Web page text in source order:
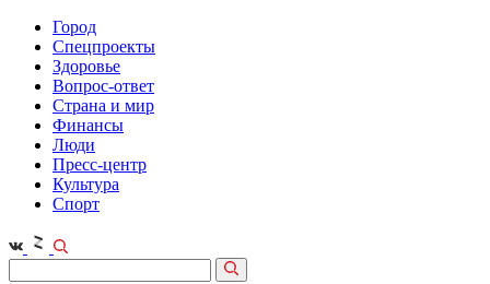
Город
Спецпроекты
Здоровье
Вопрос-ответ
Страна и мир
Финансы
Люди
Пресс-центр
Культура
Спорт